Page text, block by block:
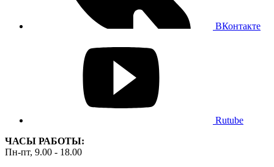
ВКонтакте
Rutube
ЧАСЫ РАБОТЫ:
Пн-пт, 9.00 - 18.00